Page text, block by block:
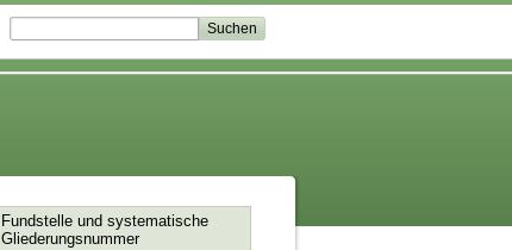
Fundstelle und systematische
Gliederungsnummer